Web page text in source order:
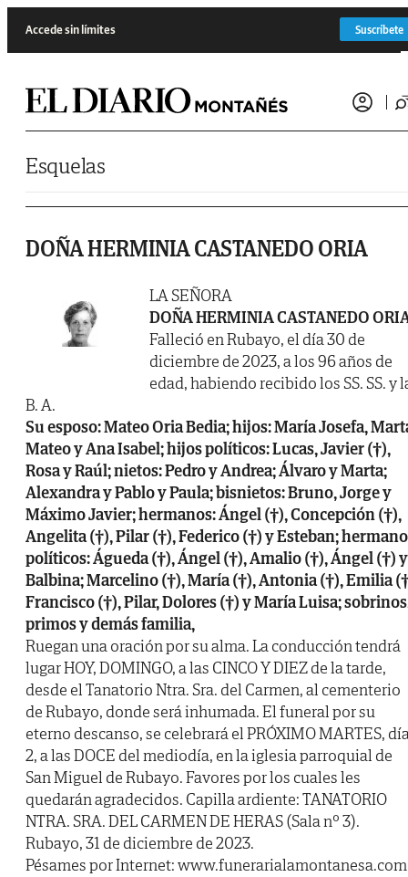
Accede sin límites Suscríbete
Esquelas
DOÑA HERMINIA CASTANEDO ORIA
LA SEÑORA
DOÑA HERMINIA CASTANEDO
Falleció en Rubayo, el día 30 de
diciembre de 2023, a los 96 años de
edad, habiendo recibido los SS. SS. y
B. A.
Su esposo: Mateo Oria Bedia; hijos: María Josefa,
Mateo y Ana Isabel; hijos políticos: Lucas, Javier (†),
Rosa y Raúl; nietos: Pedro y Andrea; Álvaro y Marta;
Alexandra y Pablo y Paula; bisnietos: Bruno, Jorge y
Máximo Javier; hermanos: Ángel (†), Concepción (†),
Angelita (†), Pilar (†), Federico (†) y Esteban;
políticos: Águeda (†), Ángel (†), Amalio (†), Ángel (†) y
Balbina; Marcelino (†), María (†), Antonia (†), Emilia
Francisco (†), Pilar, Dolores (†) y María Luisa;
primos y demás familia,
Ruegan una oración por su alma. La conducción tendrá
lugar HOY, DOMINGO, a las CINCO Y DIEZ de la tarde,
desde el Tanatorio Ntra. Sra. del Carmen, al cementerio
de Rubayo, donde será inhumada. El funeral por su
eterno descanso, se celebrará el PRÓXIMO MARTES,
2, a las DOCE del mediodía, en la iglesia parroquial de
San Miguel de Rubayo. Favores por los cuales les
quedarán agradecidos. Capilla ardiente: TANATORIO
NTRA. SRA. DEL CARMEN DE HERAS (Sala nº 3).
Rubayo, 31 de diciembre de 2023.
Pésames por Internet: www.funerarialamontanesa.com